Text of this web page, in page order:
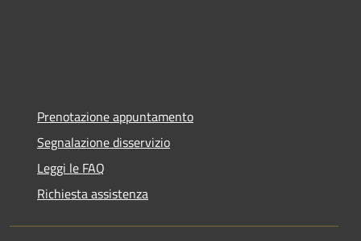
Prenotazione appuntamento
Segnalazione disservizio
Leggi le FAQ
Richiesta assistenza